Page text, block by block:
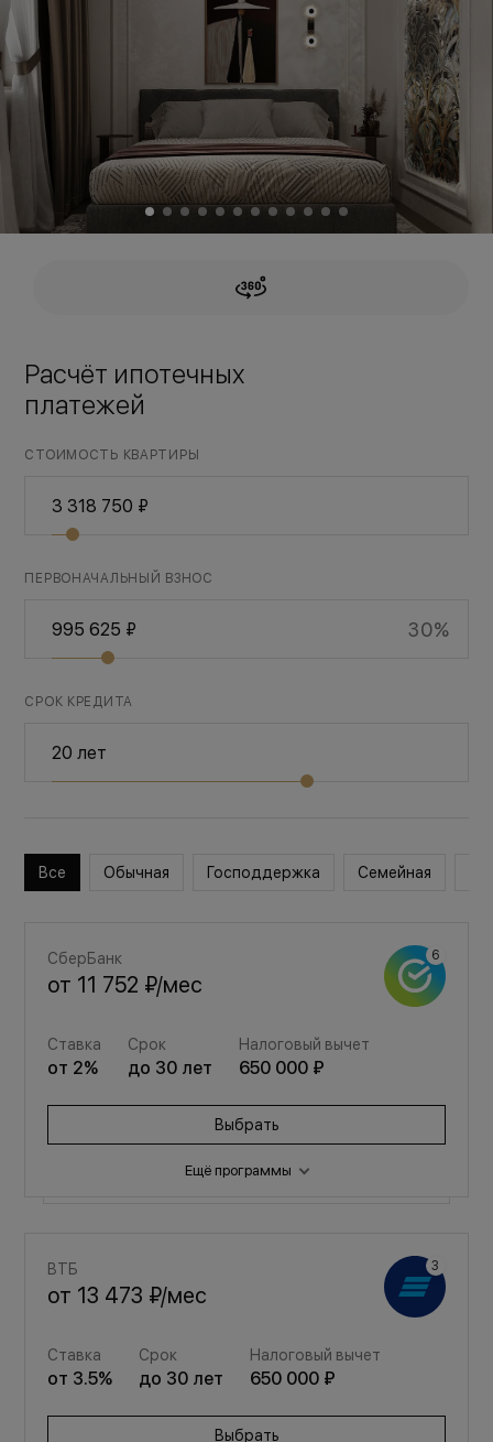
Расчёт ипотечных
платежей
СТОИМОСТЬ КВАРТИРЫ
ПЕРВОНАЧАЛЬНЫЙ ВЗНОС
30%
СРОК КРЕДИТА
Все Обычная Господдержка Семейная
СберБанк
от 11 752 ₽/мес
Ставка
от 2%
Срок
до 30 лет
Налоговый вычет
650 000 ₽
Выбрать
Ещё программы
от15 737 ₽/мес
от3.5% до30 650 000 ₽
Выбрать
ВТБ
от 13 473 ₽/мес
Ставка
от 3.5%
Срок
до 30 лет
Налоговый вычет
650 000 ₽
Выбрать